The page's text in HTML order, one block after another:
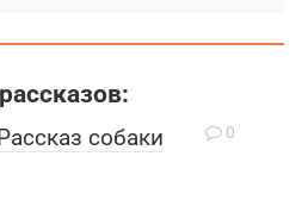
0
собаки